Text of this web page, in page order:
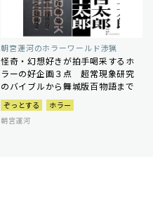
朝宮運河のホラーワールド渉猟
怪奇・幻想好きが拍手喝采するホ
ラーの好企画３点 超常現象研究
のバイブルから舞城版百物語まで
ぞっとする
ホラー
朝宮運河